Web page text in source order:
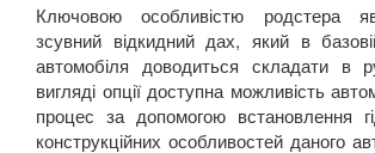
Ключовою особливістю родстера
зсувний відкидний дах, який в
автомобіля доводиться складати в
вигляді опції доступна можливість
процес за допомогою встановлення
конструкційних особливостей даного